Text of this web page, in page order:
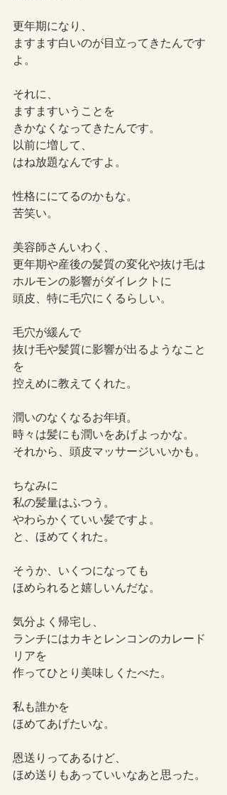
更年期になり、
ますます白いのが目立ってきたんです
よ。
それに、
ますますいうことを
きかなくなってきたんです。
以前に増して、
はね放題なんですよ。
性格ににてるのかもな。
苦笑い。
美容師さんいわく、
更年期や産後の髪質の変化や抜け毛は
ホルモンの影響がダイレクトに
頭皮、特に毛穴にくるらしい。
毛穴が緩んで
抜け毛や髪質に影響が出るようなこと
を
控えめに教えてくれた。
潤いのなくなるお年頃。
時々は髪にも潤いをあげよっかな。
それから、頭皮マッサージいいかも。
ちなみに
私の髪量はふつう。
やわらかくていい髪ですよ。
と、ほめてくれた。
そうか、いくつになっても
ほめられると嬉しいんだな。
気分よく帰宅し、
ランチにはカキとレンコンのカレード
リアを
作ってひとり美味しくたべた。
私も誰かを
ほめてあげたいな。
恩送りってあるけど、
ほめ送りもあっていいなあと思った。